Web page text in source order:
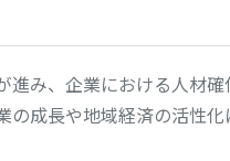
進み、企業における人材
成長や地域経済の活性化